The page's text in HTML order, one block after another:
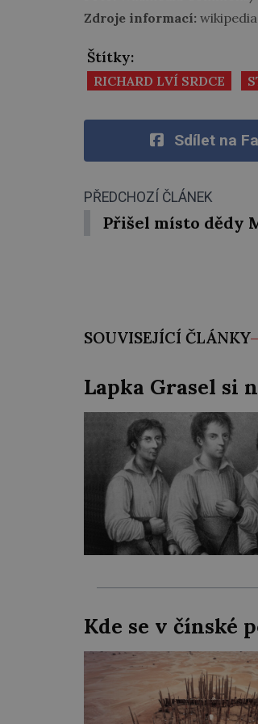
Zdroje informací:
Štítky:
RICHARD LVÍ SRDCE
Sdílet na
PŘEDCHOZÍ ČLÁNEK
Přišel místo dědy
SOUVISEJÍCÍ ČLÁNKY
Lapka Grasel si
Kde se v čínské